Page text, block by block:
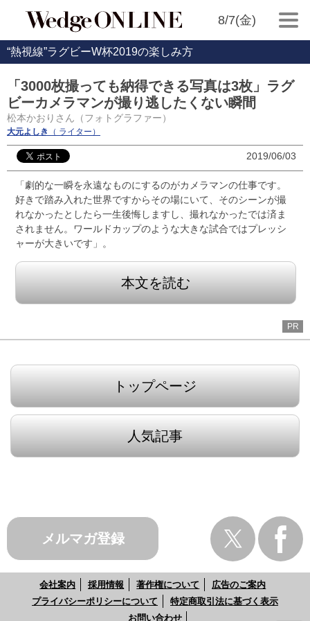
8/7(金)
“熱視線”ラグビーW杯2019の楽しみ方
「3000枚撮っても納得できる写真は3枚」ラグ
ビーカメラマンが撮り逃したくない瞬間
松本かおりさん（フォトグラファー）
大元よしき （ ライター）
2019/06/03
「劇的な一瞬を永遠なものにするのがカメラマンの仕事です。
好きで踏み入れた世界ですからその場にいて、そのシーンが撮
れなかったとしたら一生後悔しますし、撮れなかったでは済ま
されません。ワールドカップのような大きな試合ではプレッシ
ャーが大きいです」。
本文を読む
PR
トップページ
人気記事
メルマガ登録
会社案内 採用情報 著作権について
広告のご案内
プライバシーポリシーについて
特定商取引法に基づく表示
お問い合わせ